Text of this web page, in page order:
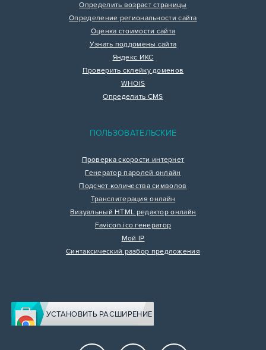
Определить возраст страницы
Определение региональности сайта
Оценка стоимости сайта
Узнать поддомены сайта
Яндекс ИКС
Проверить склейку доменов
WHOIS
Определить CMS
ПОЛЬЗОВАТЕЛЬСКИЕ
Проверка скорости интернет
Генератор паролей онлайн
Подсчет количества символов
Транслитерация онлайн
Визуальный HTML редактор онлайн
Favicon.ico генератор
Мой IP
Синтаксический разбор предложения
УСТАНОВИТЬ РАСШИРЕНИЕ